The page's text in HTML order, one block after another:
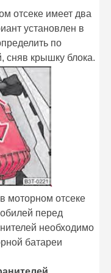
отсеке имеет два
установлен в
по
сняв крышку блока.
моторном отсеке
перед
необходимо
батареи